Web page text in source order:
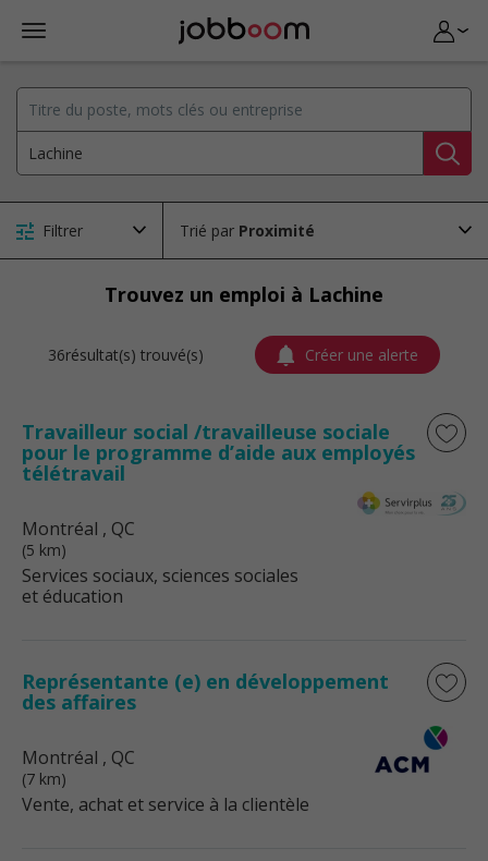
Filtrer Trié par
Trouvez un emploi à Lachine
36résultat(s) trouvé(s) Créer une alerte
Travailleur social /travailleuse sociale
pour le programme d’aide aux employés
télétravail
Montréal , QC
(5 km)
Services sociaux, sciences sociales
et éducation
Représentante (e) en développement
des affaires
Montréal , QC
(7 km)
Vente, achat et service à la clientèle